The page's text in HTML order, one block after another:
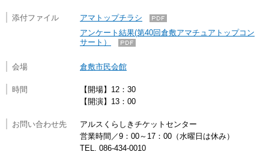
添付ファイル
アマトップチラシ
アンケート結果(第40回倉敷アマチュアトップコン
サート）
会場 倉敷市民会館
時間
【開場】12：30
【開演】13：00
お問い合わせ先
アルスくらしきチケットセンター
営業時間／9：00～17：00（水曜日は休み）
TEL. 086-434-0010